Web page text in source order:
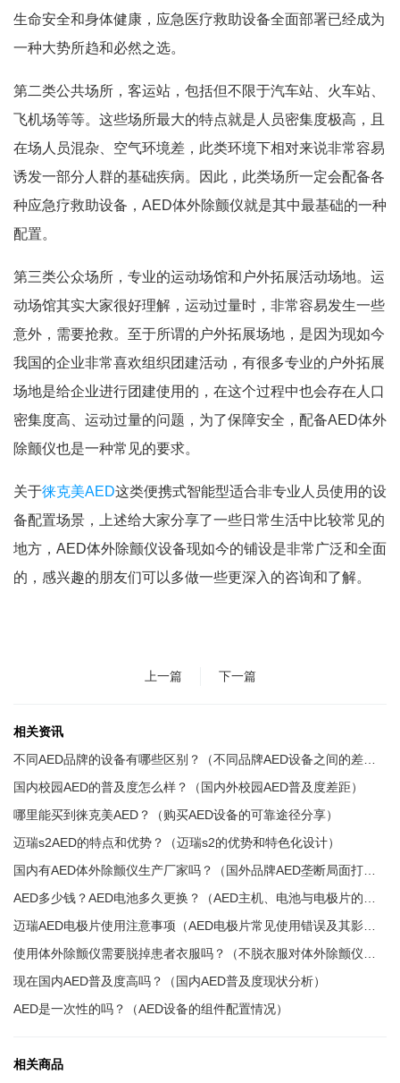
生命安全和身体健康，应急医疗救助设备全面部署已经成为
一种大势所趋和必然之选。
第二类公共场所，客运站，包括但不限于汽车站、火车站、
飞机场等等。这些场所最大的特点就是人员密集度极高，且
在场人员混杂、空气环境差，此类环境下相对来说非常容易
诱发一部分人群的基础疾病。因此，此类场所一定会配备各
种应急疗救助设备，AED体外除颤仪就是其中最基础的一种
配置。
第三类公众场所，专业的运动场馆和户外拓展活动场地。运
动场馆其实大家很好理解，运动过量时，非常容易发生一些
意外，需要抢救。至于所谓的户外拓展场地，是因为现如今
我国的企业非常喜欢组织团建活动，有很多专业的户外拓展
场地是给企业进行团建使用的，在这个过程中也会存在人口
密集度高、运动过量的问题，为了保障安全，配备AED体外
除颤仪也是一种常见的要求。
关于徕克美AED这类便携式智能型适合非专业人员使用的设
备配置场景，上述给大家分享了一些日常生活中比较常见的
地方，AED体外除颤仪设备现如今的铺设是非常广泛和全面
的，感兴趣的朋友们可以多做一些更深入的咨询和了解。
上一篇 下一篇
相关资讯
国内校园AED的普及度怎么样？（国内外校园AED普及度差距）
哪里能买到徕克美AED？（购买AED设备的可靠途径分享）
迈瑞s2AED的特点和优势？（迈瑞s2的优势和特色化设计）
现在国内AED普及度高吗？（国内AED普及度现状分析）
AED是一次性的吗？（AED设备的组件配置情况）
相关商品